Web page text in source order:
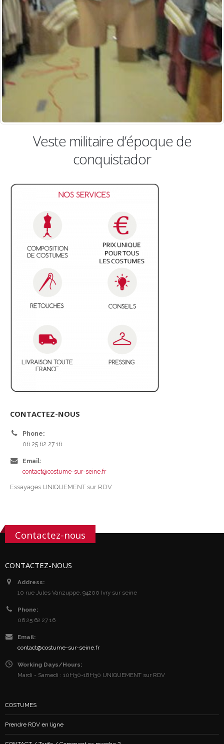
militaire d’époque de
conquistador
Veste
CONTACTEZ-NOUS
Phone:
06 25 62 27 16
Email:
contact@costume-sur-seine.fr
Essayages UNIQUEMENT sur RDV
Contactez-nous
CONTACTEZ-NOUS
Address:
10 rue Jules Vanzuppe, 94200 Ivry sur seine
Phone:
06 25 62 27 16
Email:
contact@costume-sur-seine.fr
Working Days/Hours:
Mardi - Samedi : 10H30-18H30 UNIQUEMENT sur RDV
COSTUMES
Prendre RDV en ligne